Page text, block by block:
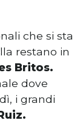
che si sta
restano in
Britos.
dove
i grandi